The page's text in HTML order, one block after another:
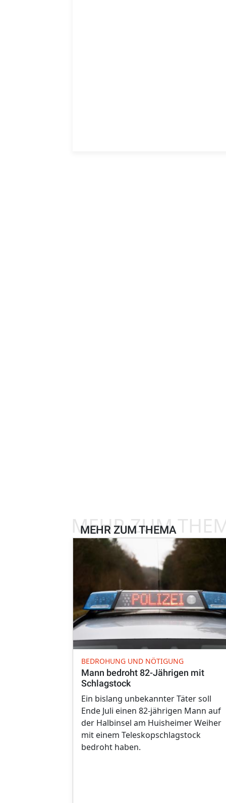
MEHR ZUM THEMA
MEHR ZUM
BEDROHUNG UND NÖTIGUNG
Mann bedroht 82-Jährigen mit
Schlagstock
Ein bislang unbekannter Täter soll
Ende Juli einen 82-jährigen Mann auf
der Halbinsel am Huisheimer Weiher
mit einem Teleskopschlagstock
bedroht haben.